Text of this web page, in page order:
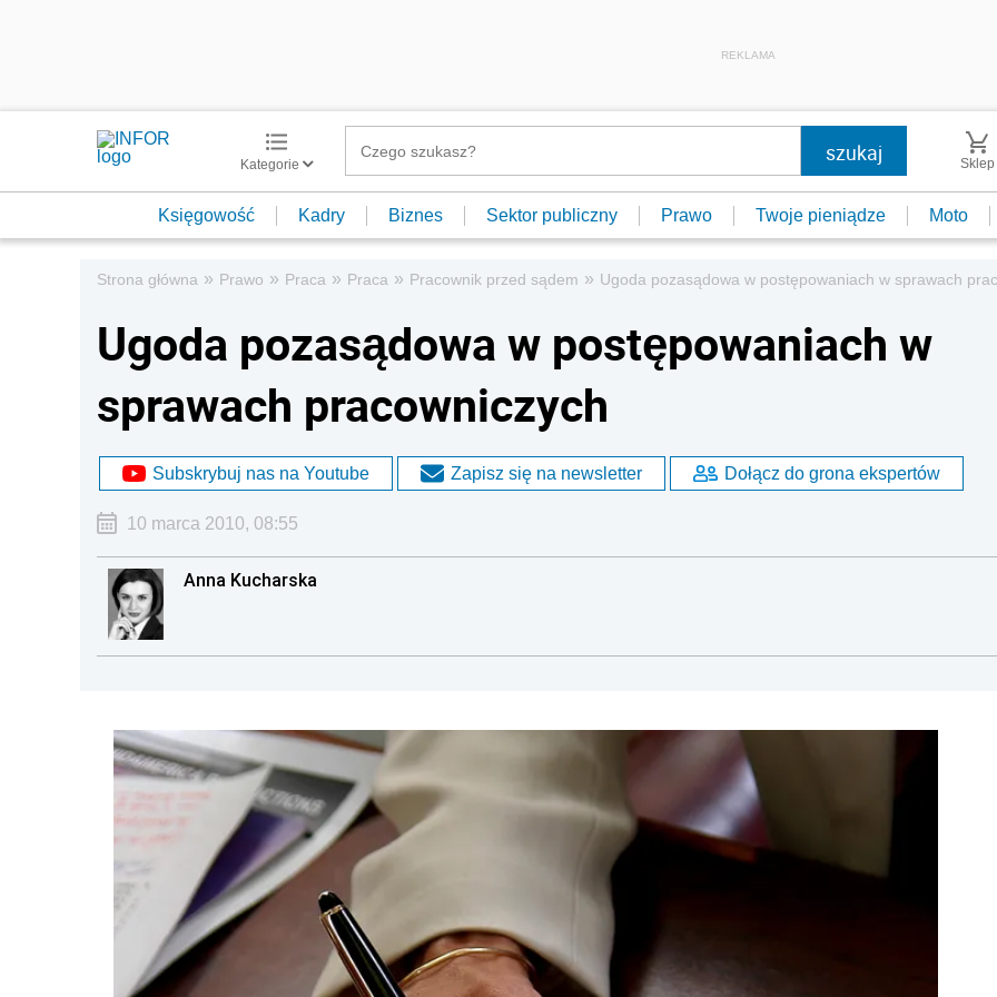
REKLAMA
Kategorie Sklep
Księgowość Kadry Biznes Sektor publiczny Prawo Twoje pieniądze Moto
Strona główna » Prawo » Praca » Praca » Pracownik przed sądem » Ugoda pozasądowa w postępowaniach w sprawach
Ugoda pozasądowa w postępowaniach w
sprawach pracowniczych
Subskrybuj nas na Youtube Zapisz się na newsletter Dołącz do grona ekspertów
10 marca 2010, 08:55
Anna Kucharska